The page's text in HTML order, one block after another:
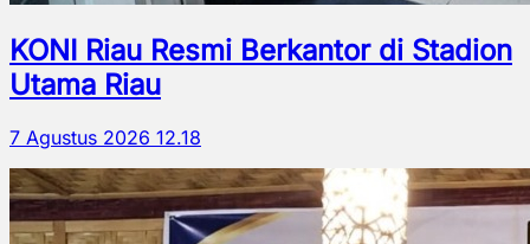
KONI Riau Resmi Berkantor di Stadion
Utama Riau
7 Agustus 2026 12.18